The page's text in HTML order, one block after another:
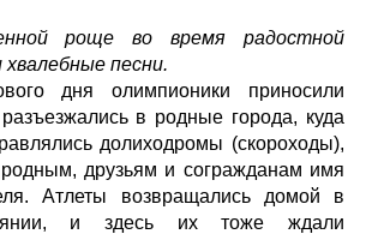
роще во время радостной
песни.
дня олимпионики приносили
в родные города, куда
долиходромы (скороходы),
друзьям и согражданам имя
Атлеты возвращались домой в
и здесь их тоже ждали